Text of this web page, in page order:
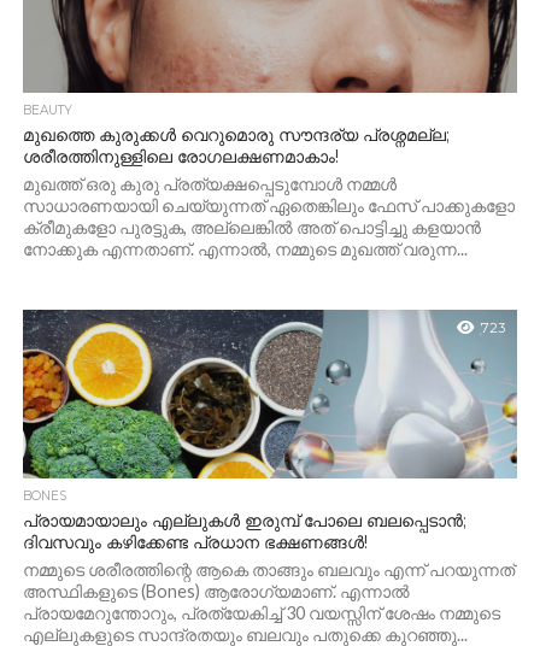
BEAUTY
മുഖത്തെ കുരുക്കൾ വെറുമൊരു സൗന്ദര്യ പ്രശ്നമല്ല;
ശരീരത്തിനുള്ളിലെ രോഗലക്ഷണമാകാം!
മുഖത്ത് ഒരു കുരു പ്രത്യക്ഷപ്പെടുമ്പോൾ നമ്മൾ
സാധാരണയായി ചെയ്യുന്നത് ഏതെങ്കിലും ഫേസ് പാക്കുകളോ
ക്രീമുകളോ പുരട്ടുക, അല്ലെങ്കിൽ അത് പൊട്ടിച്ചു കളയാൻ
നോക്കുക എന്നതാണ്. എന്നാൽ, നമ്മുടെ മുഖത്ത് വരുന്ന...
723
BONES
പ്രായമായാലും എല്ലുകൾ ഇരുമ്പ് പോലെ ബലപ്പെടാൻ;
ദിവസവും കഴിക്കേണ്ട പ്രധാന ഭക്ഷണങ്ങൾ!
നമ്മുടെ ശരീരത്തിന്റെ ആകെ താങ്ങും ബലവും എന്ന് പറയുന്നത്
അസ്ഥികളുടെ (Bones) ആരോഗ്യമാണ്. എന്നാൽ
പ്രായമേറുന്തോറും, പ്രത്യേകിച്ച് 30 വയസ്സിന് ശേഷം നമ്മുടെ
എല്ലുകളുടെ സാന്ദ്രതയും ബലവും പതുക്കെ കുറഞ്ഞു...